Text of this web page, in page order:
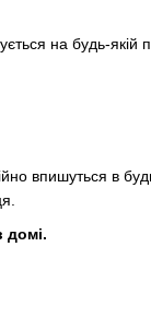
на будь-якій
впишуться в
домі.